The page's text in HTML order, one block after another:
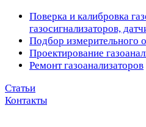
Поверка и калибровка
газосигнализаторов,
Подбор измерительного
Проектирование
Ремонт газоанализаторов
Статьи
Контакты